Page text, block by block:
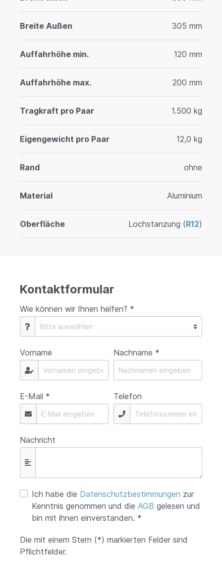
Breite Außen 305 mm
Auffahrhöhe min. 120 mm
Auffahrhöhe max. 200 mm
Tragkraft pro Paar 1.500 kg
Eigengewicht pro Paar 12,0 kg
Rand ohne
Material Aluminium
Oberfläche Lochstanzung (R12)
Kontaktformular
Wie können wir Ihnen helfen? *
Vorname Nachname *
E-Mail * Telefon
Nachricht
Ich habe die Datenschutzbestimmungen zur
Kenntnis genommen und die AGB gelesen und
bin mit ihnen einverstanden. *
Die mit einem Stern (*) markierten Felder sind
Pflichtfelder.